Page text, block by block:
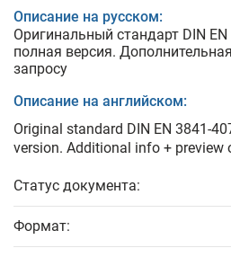
Описание на русском:
Оригинальный стандарт DIN
полная версия.
запросу
Описание на английском:
Original standard DIN EN 3841-
version. Additional info + preview
Статус документа:
Формат: